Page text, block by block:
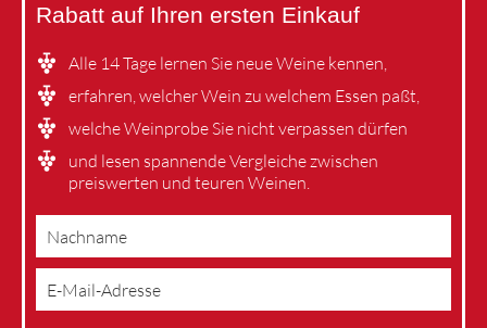
Rabatt auf Ihren ersten Einkauf
Alle 14 Tage lernen Sie neue Weine kennen,
erfahren, welcher Wein zu welchem Essen paßt,
welche Weinprobe Sie nicht verpassen dürfen
und lesen spannende Vergleiche zwischen
preiswerten und teuren Weinen.